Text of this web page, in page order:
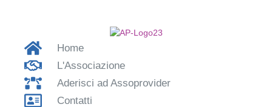
Home
L'Associazione
Aderisci ad Assoprovider
Contatti